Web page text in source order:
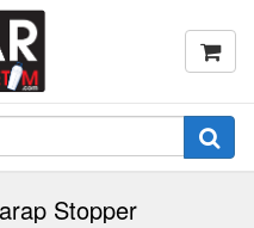
Stopper